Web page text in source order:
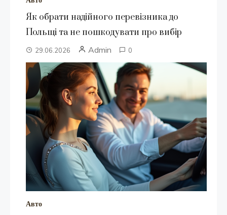
Як обрати надійного перевізника до
Польщі та не пошкодувати про вибір
29.06.2026 Admin 0
Авто